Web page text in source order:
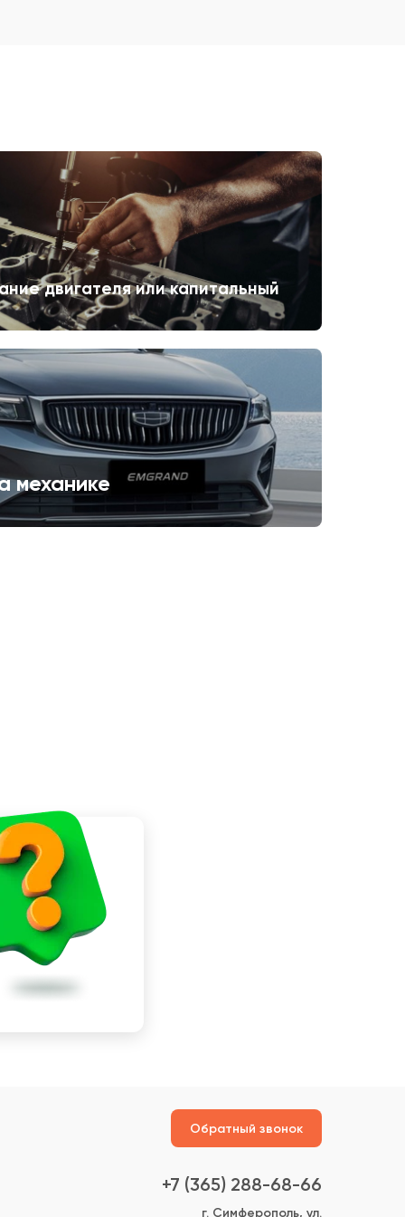
двигателя или капитальный
механике
Обратный звонок
+7 (365) 288-68-66
г. Симферополь, ул.